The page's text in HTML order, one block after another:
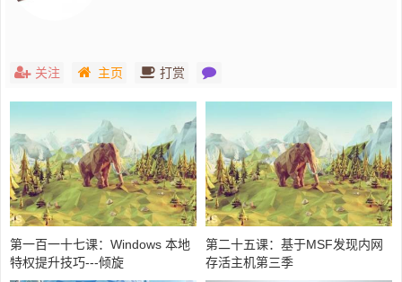
关注 主页 打赏
第一百一十七课：Windows 本地
特权提升技巧---倾旋
第二十五课：基于MSF发现内网
存活主机第三季